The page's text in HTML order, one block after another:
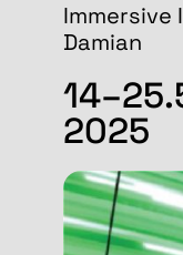
Immersive
Damian
2025